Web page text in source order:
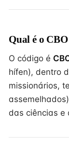
Qual é o
O código é
hífen), dentro
missionários,
das ciências e